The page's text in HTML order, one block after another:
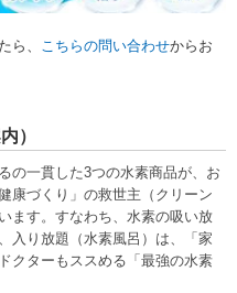
ら、 こちらの問い合わせからお
）
の一貫した3つの水素商品が、お
康づくり」の救世主（クリーン
ます。すなわち、水素の吸い放
入り放題（水素風呂）は、「家
クターもススめる「最強の水素